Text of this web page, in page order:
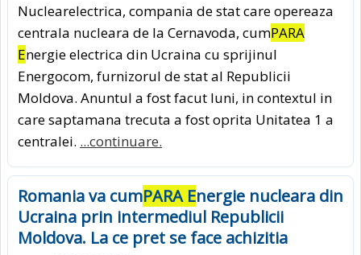
Nuclearelectrica, compania de stat care opereaza
centrala nucleara de la Cernavoda, cumPARA
Energie electrica din Ucraina cu sprijinul
Energocom, furnizorul de stat al Republicii
Moldova. Anuntul a fost facut luni, in contextul in
care saptamana trecuta a fost oprita Unitatea 1 a
centralei. ...continuare.
Romania va cumPARA Energie nucleara din
Ucraina prin intermediul Republicii
Moldova. La ce pret se face achizitia